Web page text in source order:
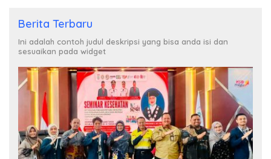
Berita Terbaru
Ini adalah contoh judul deskripsi yang bisa anda isi dan
sesuaikan pada widget